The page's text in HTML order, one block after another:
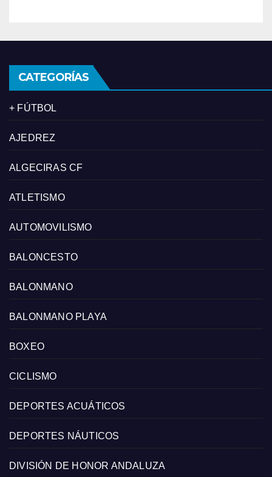
CATEGORÍAS
+ FÚTBOL
AJEDREZ
ALGECIRAS CF
ATLETISMO
AUTOMOVILISMO
BALONCESTO
BALONMANO
BALONMANO PLAYA
BOXEO
CICLISMO
DEPORTES ACUÁTICOS
DEPORTES NÁUTICOS
DIVISIÓN DE HONOR ANDALUZA